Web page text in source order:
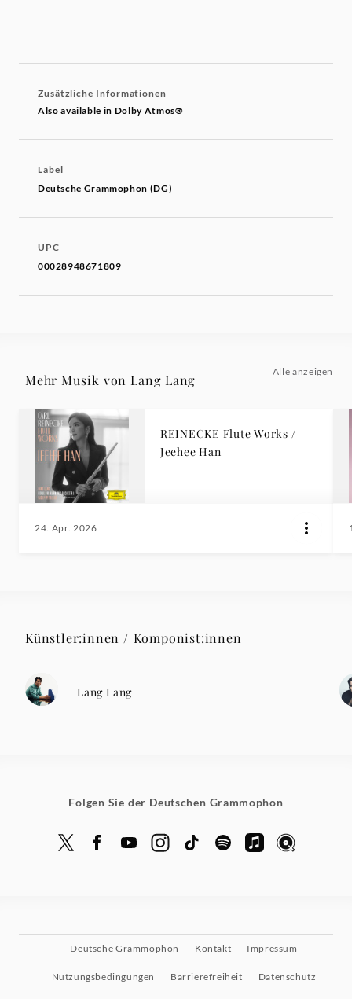
Zusätzliche Informationen
Also available in Dolby Atmos®
Label
Deutsche Grammophon (DG)
UPC
00028948671809
Mehr Musik von Lang Lang
Alle anzeigen
REINECKE Flute Works /
Jeehee Han
24. Apr. 2026
Künstler:innen / Komponist:innen
Lang Lang
Folgen Sie der Deutschen Grammophon
Deutsche Grammophon Kontakt Impressum
Nutzungsbedingungen Barrierefreiheit Datenschutz